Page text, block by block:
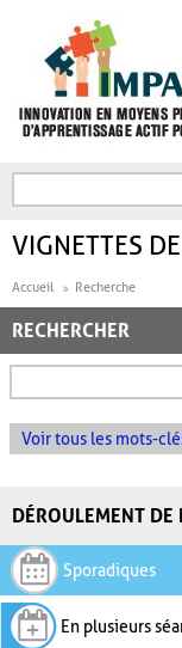
FORMULAIRE DE
VIGNETTES
Accueil Recherche
RECHERCHER
Voir tous les mots-
DÉROULEMENT DE
Sporadiques
En plusieurs